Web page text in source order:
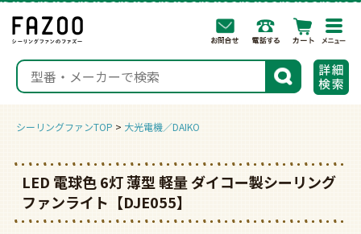
検索
シーリングファンTOP 大光電機／DAIKO
LED 電球色 6灯 薄型 軽量 ダイコー製シーリング
ファンライト【DJE055】